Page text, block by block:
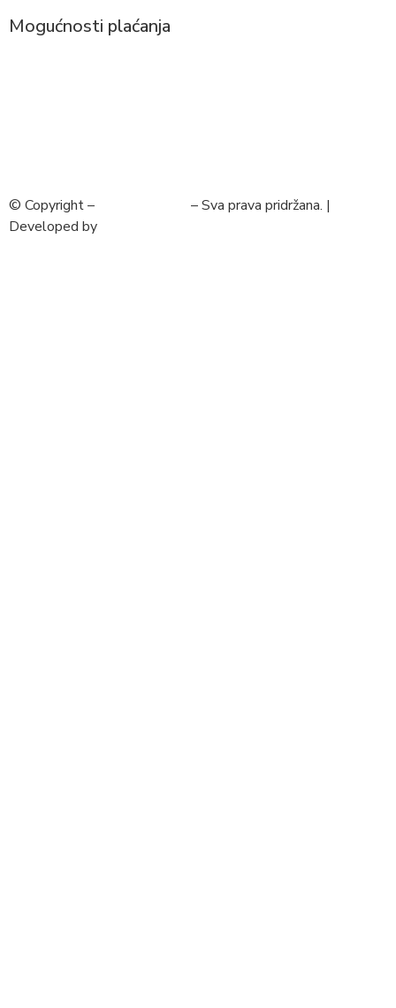
Mogućnosti plaćanja
© Copyright –
– Sva prava pridržana. |
Developed by